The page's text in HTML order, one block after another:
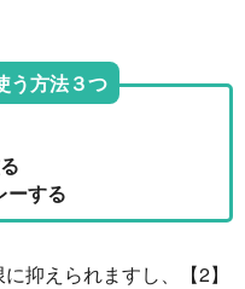
う方法３つ
ーする
抑えられますし、【2】